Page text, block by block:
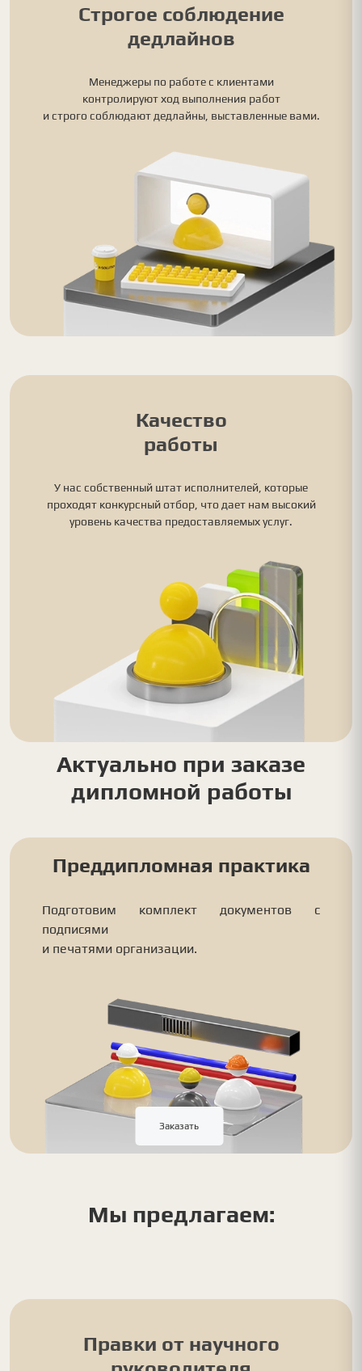
Строгое соблюдение
дедлайнов
Менеджеры по работе с клиентами
контролируют ход выполнения работ
и строго соблюдают дедлайны, выставленные вами.
Качество
работы
У нас собственный штат исполнителей, которые
проходят конкурсный отбор, что дает нам высокий
уровень качества предоставляемых услуг.
Актуально при заказе
дипломной работы
Преддипломная практика
Подготовим комплект документов с
подписями
и печатями организации.
Заказать
Мы предлагаем:
Правки от научного